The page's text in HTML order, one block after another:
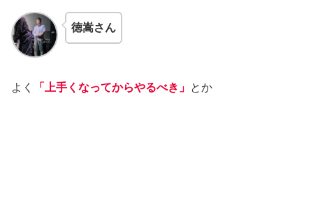
徳嵩さん
よく 「上手くなってからやるべき」 とか